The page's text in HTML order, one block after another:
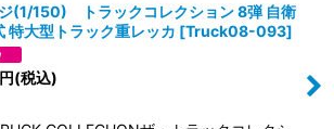
(1/150) トラックコレクション 8弾 自衛
特大型トラック重レッカ [Truck08-093]
円(税込)